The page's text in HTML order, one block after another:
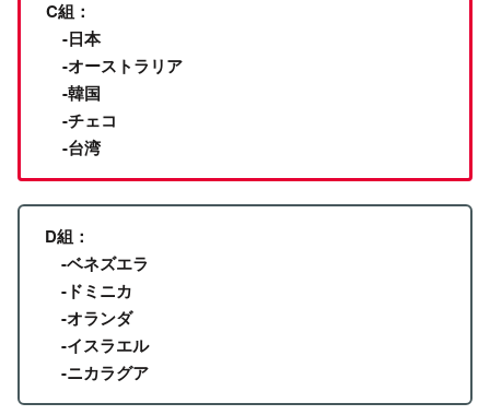
C組：
-日本
-オーストラリア
-韓国
-チェコ
-台湾
D組：
-ベネズエラ
-ドミニカ
-オランダ
-イスラエル
-ニカラグア